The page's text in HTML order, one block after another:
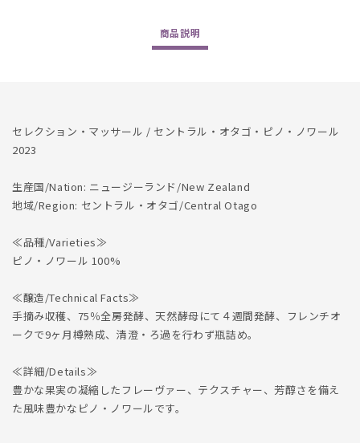
す
商品説明
セレクション・マッサール / セントラル・オタゴ・ピノ・ノワール
2023
生産国/Nation: ニュージーランド/New Zealand
地域/Region: セントラル・オタゴ/Central Otago
≪品種/Varieties≫
ピノ・ノワール 100%
≪醸造/Technical Facts≫
手摘み収穫、75％全房発酵、天然酵母にて４週間発酵、フレンチオ
ークで9ヶ月樽熟成、清澄・ろ過を行わず瓶詰め。
≪詳細/Details≫
豊かな果実の凝縮したフレーヴァー、テクスチャー、芳醇さを備え
た風味豊かなピノ・ノワールです。